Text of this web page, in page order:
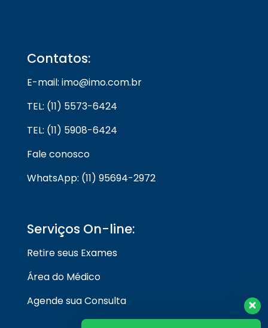
Contatos:
E-mail: imo@imo.com.br
TEL: (11) 5573-6424
TEL: (11) 5908-6424
Fale conosco
WhatsApp: (11) 95694-2972
Serviços On-line:
Retire seus Exames
Área do Médico
Agende sua Consulta